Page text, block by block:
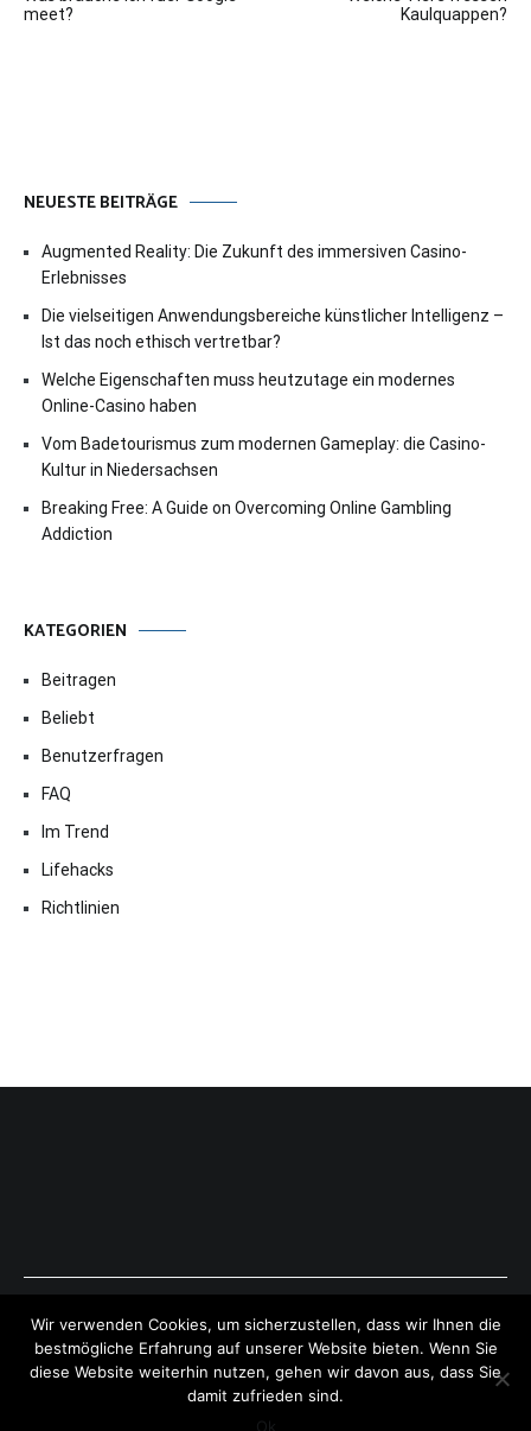
meet?
Kaulquappen?
NEUESTE BEITRÄGE
Augmented Reality: Die Zukunft des immersiven Casino-
Erlebnisses
Die vielseitigen Anwendungsbereiche künstlicher Intelligenz –
Ist das noch ethisch vertretbar?
Welche Eigenschaften muss heutzutage ein modernes
Online-Casino haben
Vom Badetourismus zum modernen Gameplay: die Casino-
Kultur in Niedersachsen
Breaking Free: A Guide on Overcoming Online Gambling
Addiction
KATEGORIEN
Beitragen
Beliebt
Benutzerfragen
FAQ
Im Trend
Lifehacks
Richtlinien
Copyright © 2026ExpressAntworten.com . All rights reserved.
Theme:Cenote by ThemeGrill. Powered byWordPress .
Wir verwenden Cookies, um sicherzustellen, dass wir Ihnen die
bestmögliche Erfahrung auf unserer Website bieten. Wenn Sie
diese Website weiterhin nutzen, gehen wir davon aus, dass Sie
damit zufrieden sind.
Ok